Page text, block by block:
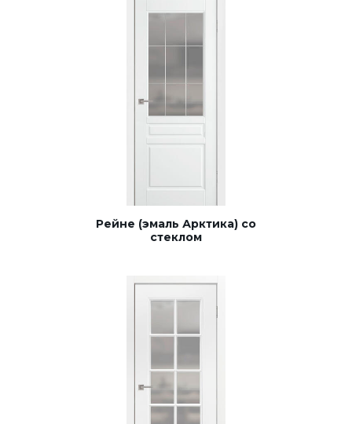
Рейне (эмаль Арктика) со
стеклом